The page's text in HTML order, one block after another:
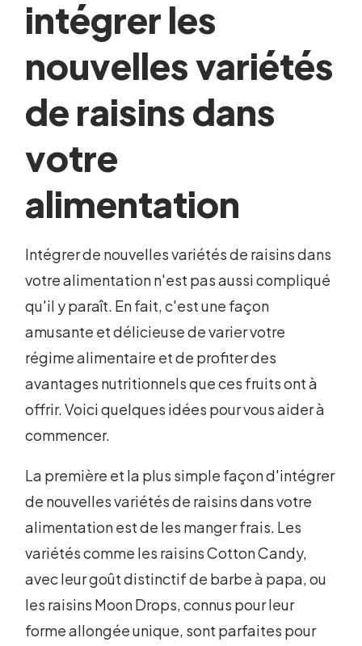
intégrer les
nouvelles variétés
de raisins dans
votre
alimentation
Intégrer de nouvelles variétés de raisins dans
votre alimentation n'est pas aussi compliqué
qu'il y paraît. En fait, c'est une façon
amusante et délicieuse de varier votre
régime alimentaire et de profiter des
avantages nutritionnels que ces fruits ont à
offrir. Voici quelques idées pour vous aider à
commencer.
La première et la plus simple façon d'intégrer
de nouvelles variétés de raisins dans votre
alimentation est de les manger frais. Les
variétés comme les raisins Cotton Candy,
avec leur goût distinctif de barbe à papa, ou
les raisins Moon Drops, connus pour leur
forme allongée unique, sont parfaites pour